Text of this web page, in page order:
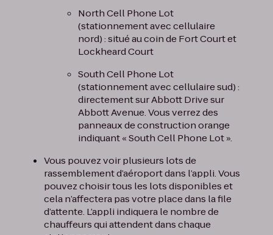
North Cell Phone Lot
(stationnement avec cellulaire
nord) : situé au coin de Fort Court et
Lockheard Court
South Cell Phone Lot
(stationnement avec cellulaire sud) :
directement sur Abbott Drive sur
Abbott Avenue. Vous verrez des
panneaux de construction orange
indiquant « South Cell Phone Lot ».
Vous pouvez voir plusieurs lots de
rassemblement d’aéroport dans l’appli. Vous
pouvez choisir tous les lots disponibles et
cela n’affectera pas votre place dans la file
d’attente. L’appli indiquera le nombre de
chauffeurs qui attendent dans chaque